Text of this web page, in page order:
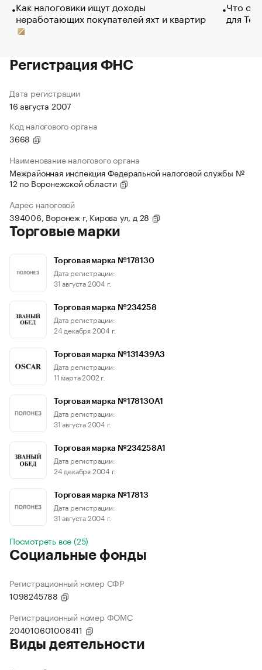
Как налоговики ищут доходы
неработающих покупателей яхт и квартир
Что
для
Регистрация ФНС
Дата регистрации
16 августа 2007
Код налогового органа
3668
Наименование налогового органа
Межрайонная инспекция Федеральной налоговой службы №
12 по Воронежской области
Адрес налоговой
394006, Воронеж г, Кирова ул, д 28
Торговые марки
Торговая марка №178130
Дата регистрации:
31 августа 2004 г.
Торговая марка №234258
Дата регистрации:
24 декабря 2004 г.
Торговая марка №131439A3
Дата регистрации:
11 марта 2002 г.
Торговая марка №178130A1
Дата регистрации:
31 августа 2004 г.
Торговая марка №234258A1
Дата регистрации:
24 декабря 2004 г.
Торговая марка №17813
Дата регистрации:
31 августа 2004 г.
Посмотреть все (25)
Социальные фонды
Регистрационный номер СФР
1098245788
Регистрационный номер ФОМС
204010601008411
Виды деятельности